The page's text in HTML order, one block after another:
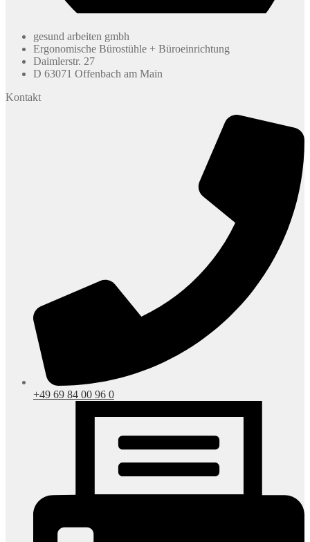
gesund arbeiten gmbh
Ergonomische Bürostühle + Büroeinrichtung
Daimlerstr. 27
D 63071 Offenbach am Main
Kontakt
+49 69 84 00 96 0